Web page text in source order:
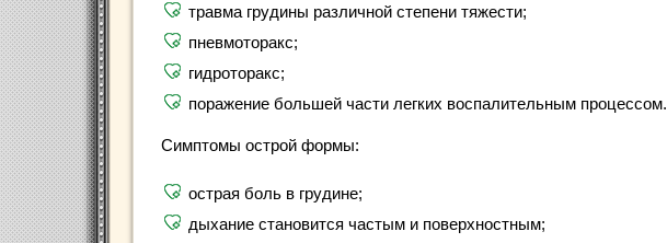
травма грудины различной степени тяжести;
пневмоторакс;
гидроторакс;
поражение большей части легких воспалительным процессом.
Симптомы острой формы:
острая боль в грудине;
дыхание становится частым и поверхностным;